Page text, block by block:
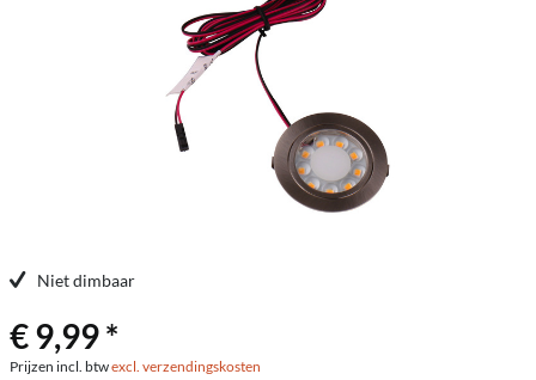
Niet dimbaar
€ 9,99 *
Prijzen incl. btwexcl. verzendingskosten